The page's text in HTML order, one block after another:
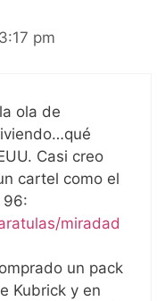
pm
ola de
Casi creo
cartel como el
96:
miradad
un pack
Kubrick y en